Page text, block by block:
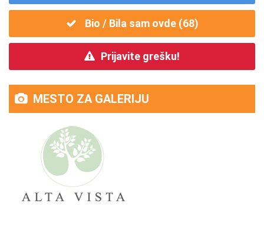
Bio / Bila sam ovde (68)
Prijavite grešku!
MESTO ZA GALERIJU